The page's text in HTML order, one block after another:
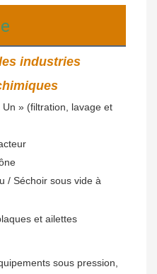
industries
» (filtration, lavage et
et ailettes
sous pression,